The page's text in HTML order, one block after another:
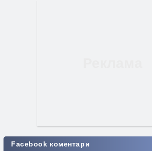
Facebook коментари